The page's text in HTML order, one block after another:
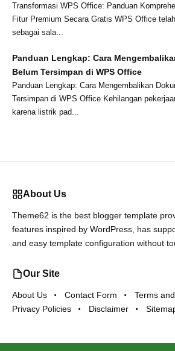
Transformasi WPS Office: Panduan
Fitur Premium Secara Gratis WPS Office telah memantapkan dirinya
sebagai sala...
Panduan Lengkap: Cara
Belum Tersimpan di WPS Office
Panduan Lengkap: Cara Mengembalikan
Tersimpan di WPS Office Kehilangan pekerjaan yang belum disimpan
karena listrik pad...
About Us
Theme62 is the best blogger template
features inspired by WordPress, has
and easy template configuration without
Our Site
About Us Contact Form
Terms
Privacy Policies
Disclaimer